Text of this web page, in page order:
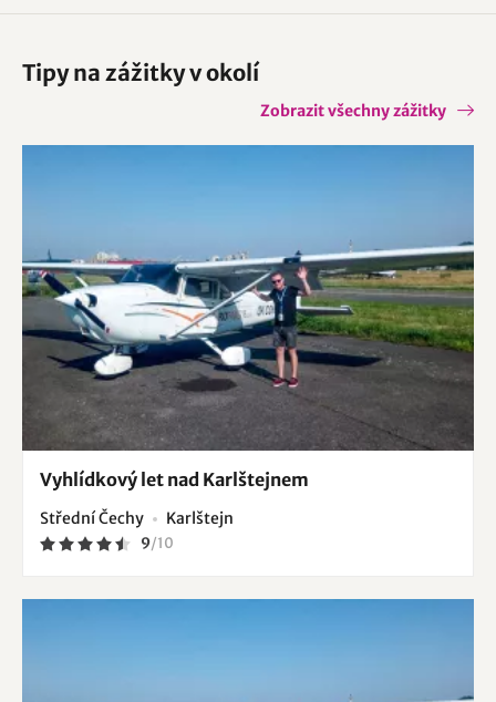
Tipy na zážitky v okolí
Zobrazit všechny zážitky
Vyhlídkový let nad Karlštejnem
Střední Čechy Karlštejn
9/10